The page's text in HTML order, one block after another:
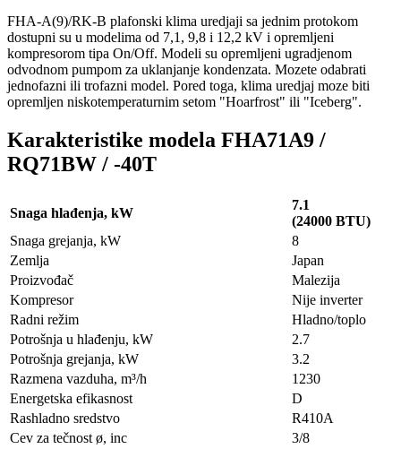
FHA-A(9)/RK-B plafonski klima uredjaji sa jednim protokom
dostupni su u modelima od 7,1, 9,8 i 12,2 kV i opremljeni
kompresorom tipa On/Off. Modeli su opremljeni ugradjenom
odvodnom pumpom za uklanjanje kondenzata. Mozete odabrati
jednofazni ili trofazni model. Pored toga, klima uredjaj moze biti
opremljen niskotemperaturnim setom "Hoarfrost" ili "Iceberg".
Karakteristike modela FHA71A9 /
RQ71BW / -40T
Snaga hlađenja, kW
7.1
(24000 BTU)
Snaga grejanja, kW
8
Zemlja
Japan
Proizvođač
Malezija
Kompresor
Nije inverter
Radni režim
Hladno/toplo
Potrošnja u hlađenju, kW
2.7
Potrošnja grejanja, kW
3.2
Razmena vazduha, m³/h
1230
Energetska efikasnost
D
Rashladno sredstvo
R410A
Cev za tečnost ø, inc
3/8